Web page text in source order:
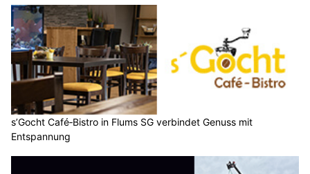
s’Gocht Café‑Bistro in Flums SG verbindet Genuss mit
Entspannung